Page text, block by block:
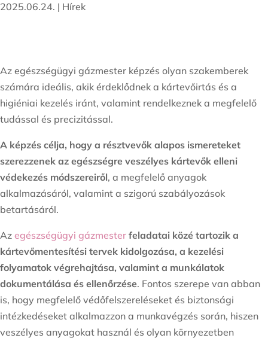
2025.06.24. | Hírek
Az egészségügyi gázmester képzés olyan szakemberek
számára ideális, akik érdeklődnek a kártevőirtás és a
higiéniai kezelés iránt, valamint rendelkeznek a megfelelő
tudással és precizitással.
A képzés célja, hogy a résztvevők alapos ismereteket
szerezzenek az egészségre veszélyes kártevők elleni
védekezés módszereiről, a megfelelő anyagok
alkalmazásáról, valamint a szigorú szabályozások
betartásáról.
Az egészségügyi gázmester feladatai közé tartozik a
kártevőmentesítési tervek kidolgozása, a kezelési
folyamatok végrehajtása, valamint a munkálatok
dokumentálása és ellenőrzése. Fontos szerepe van abban
is, hogy megfelelő védőfelszereléseket és biztonsági
intézkedéseket alkalmazzon a munkavégzés során, hiszen
veszélyes anyagokat használ és olyan környezetben